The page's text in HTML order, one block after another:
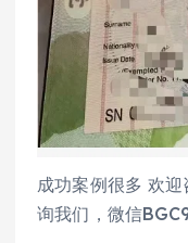
成功案例很多 欢
询我们，微信